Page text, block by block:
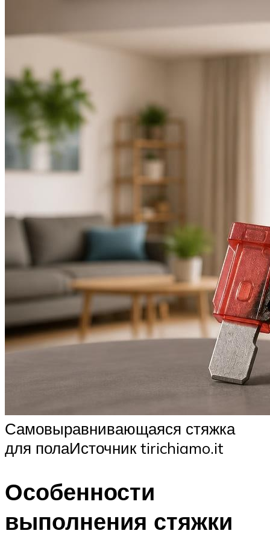
Самовыравнивающаяся стяжка
для полаИсточник tirichiamo.it
Особенности
выполнения стяжки